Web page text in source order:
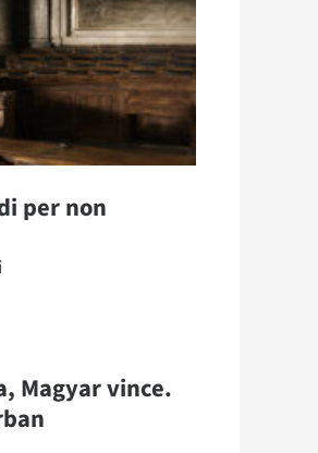
per non
Magyar vince.